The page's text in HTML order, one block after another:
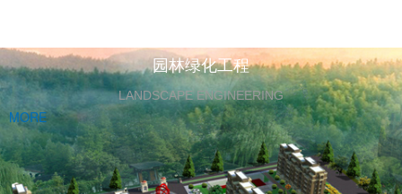
MORE
园林绿化工程
LANDSCAPE ENGINEERING
MORE